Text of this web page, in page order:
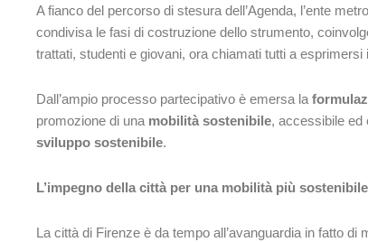
A fianco del percorso di stesura dell’Agenda, l’ente
condivisa le fasi di costruzione dello strumento,
trattati, studenti e giovani, ora chiamati tutti a esprimersi
Dall’ampio processo partecipativo è emersa la
promozione di una mobilità sostenibile, accessibile ed
sviluppo sostenibile.
L’impegno della città per una mobilità più sostenibile
La città di Firenze è da tempo all’avanguardia in fatto